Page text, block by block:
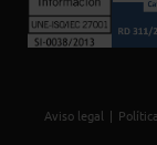
Aviso legal